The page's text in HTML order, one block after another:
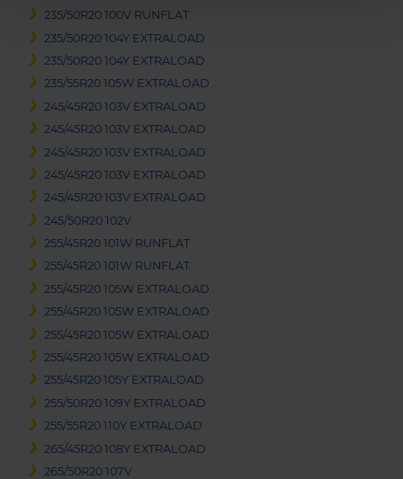
235/50R20 100V RUNFLAT
235/50R20 104Y EXTRALOAD
235/50R20 104Y EXTRALOAD
235/55R20 105W EXTRALOAD
245/45R20 103V EXTRALOAD
245/45R20 103V EXTRALOAD
245/45R20 103V EXTRALOAD
245/45R20 103V EXTRALOAD
245/45R20 103V EXTRALOAD
245/50R20 102V
255/45R20 101W RUNFLAT
255/45R20 101W RUNFLAT
255/45R20 105W EXTRALOAD
255/45R20 105W EXTRALOAD
255/45R20 105W EXTRALOAD
255/45R20 105W EXTRALOAD
255/45R20 105Y EXTRALOAD
255/50R20 109Y EXTRALOAD
255/55R20 110Y EXTRALOAD
265/45R20 108Y EXTRALOAD
265/50R20 107V